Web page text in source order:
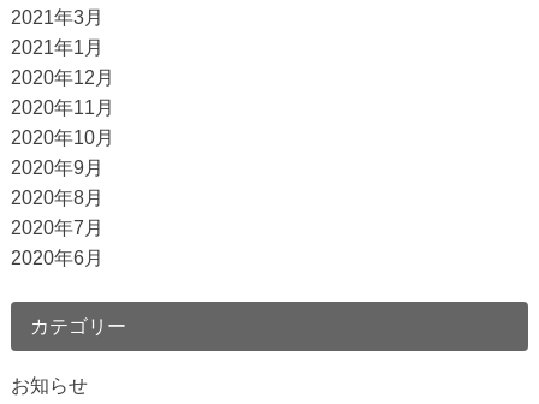
2021年3月
2021年1月
2020年12月
2020年11月
2020年10月
2020年9月
2020年8月
2020年7月
2020年6月
カテゴリー
お知らせ